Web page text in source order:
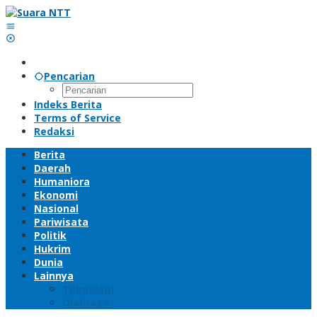
Lewati
ke
konten
Pencarian
Indeks Berita
Terms of Service
Redaksi
Berita
Daerah
Humaniora
Ekonomi
Nasional
Pariwisata
Politik
Hukrim
Dunia
Lainnya
Teknologi
Olahraga